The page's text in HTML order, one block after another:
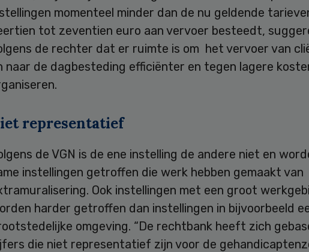
momenteel minder dan de nu geldende
tot zeventien euro aan vervoer besteedt,
de rechter dat er ruimte is om het vervoer van
naar de dagbesteding efficiënter en tegen lagere
representatief
de VGN is de ene instelling de andere niet en
instellingen getroffen die werk hebben gemaakt van
Ook instellingen met een groot
harder getroffen dan instellingen in bijvoorbeeld
omgeving. “De rechtbank heeft zich
die niet representatief zijn voor de